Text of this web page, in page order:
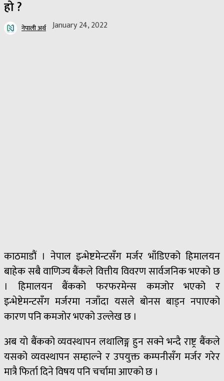
हो ?
नेपाली अर्थ January 24, 2022
काठमाडौं । नेपाल इन्भेष्टमेन्टसँग मर्जर भाँडिएको हिमालयन
बाहेक सबै वाणिज्य बैंकले वित्तीय विवरण सार्वजनिक भएको छ
। हिमालयन बैंकको फरफरमेन्स कमजोर भएको र
इन्भेष्टेमन्टसँग मर्जरमा नजाँदा यसले बोनस बाड्न नपाएको
कारण पनि कमजोर भएको उल्लेख छ ।
अब यो बैंकको व्यवस्थापन लथालिङ्ग हुन सक्ने भन्दै राष्ट्र बैंकले
यसको व्यवस्थापन सम्हाल्ने र उपयुक्त कम्पनीसँग मर्जर गरेर
मात्रै फिर्ता दिने विषय पनि चर्चामा आएको छ ।